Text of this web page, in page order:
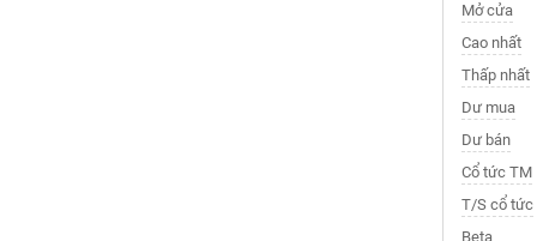
Mở cửa
Cao nhất
Thấp nhất
Dư mua
Dư bán
Cổ tức TM
T/S cổ tức
Beta